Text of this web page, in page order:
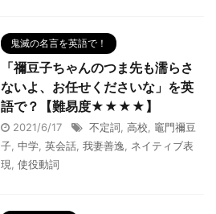
鬼滅の名言を英語で！
「禰豆子ちゃんのつま先も濡らさ
ないよ、お任せくださいな」を英
語で？【難易度★★★★】
2021/6/17 不定詞 高校
竈門禰豆
子 中学 英会話 我妻善逸
ネイティブ表
現
使役動詞